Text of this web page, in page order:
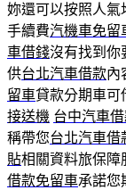
妳還可以按照人氣
手續費汽機車免留
車借錢沒有找到你
供台北汽車借款內
留車貸款分期車可
接送機 台中汽車
稱帶您台北汽車借
貼相關資料旅保障
借款免留車承諾您